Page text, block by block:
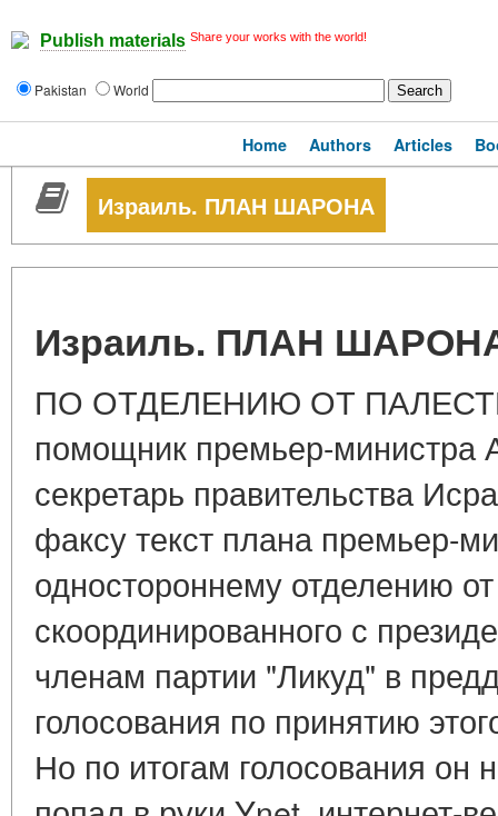
Publish materials Share your works with the world!
Pakistan World
Home Authors Articles
Израиль. ПЛАН ШАРОНА
Израиль. ПЛАН
ПО ОТДЕЛЕНИЮ ОТ
помощник премьер-министра
секретарь правительства
факсу текст плана премьер-
одностороннему отделению
скоординированного с
членам партии "Ликуд" в
голосования по принятию
Но по итогам голосования он